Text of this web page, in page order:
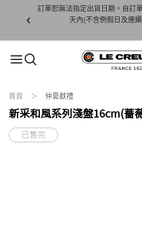
下水)，若
訂單恕無法指定出貨日期。自訂
天內(不含例假日及連
首頁 仲夏獻禮
新采和風系列淺盤16cm(薔
已售完